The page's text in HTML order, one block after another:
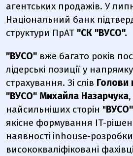
агентських продажів. У
Національний банк
структури ПрАТ "СК "ВУСО".
"ВУСО" вже багато років
лідерські позиції у
страхування. Зі слів Голови
"ВУСО" Михайла Назарчука
найсильніших сторін "ВУСО"
якісне формування IT-
наявності inhouse-
висококваліфіковані